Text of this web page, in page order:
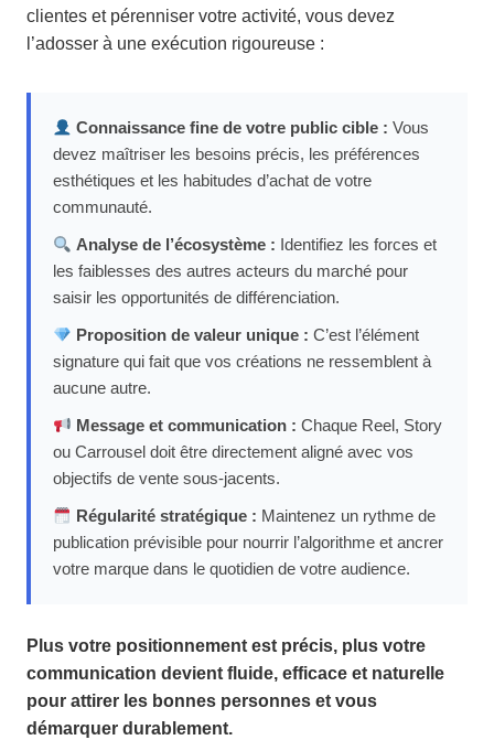
clientes et pérenniser votre activité, vous devez
l’adosser à une exécution rigoureuse :
Connaissance fine de votre public cible : Vous
devez maîtriser les besoins précis, les préférences
esthétiques et les habitudes d’achat de votre
communauté.
Analyse de l’écosystème : Identifiez les forces et
les faiblesses des autres acteurs du marché pour
saisir les opportunités de différenciation.
Proposition de valeur unique : C’est l’élément
signature qui fait que vos créations ne ressemblent à
aucune autre.
Message et communication : Chaque Reel, Story
ou Carrousel doit être directement aligné avec vos
objectifs de vente sous-jacents.
Régularité stratégique : Maintenez un rythme de
publication prévisible pour nourrir l’algorithme et ancrer
votre marque dans le quotidien de votre audience.
Plus votre positionnement est précis, plus votre
communication devient fluide, efficace et naturelle
pour attirer les bonnes personnes et vous
démarquer durablement.